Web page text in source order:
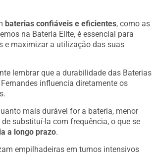
baterias confiáveis e eficientes, como as
na Bateria Elite, é essencial para
e maximizar a utilização das suas
lembrar que a durabilidade das Baterias
influencia diretamente os
mais durável for a bateria, menor
substituí-la com frequência, o que se
a longo prazo.
empilhadeiras em turnos intensivos